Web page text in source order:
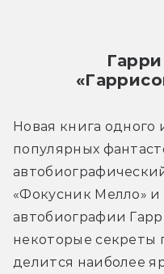
Новая книга одного
популярных
«Фокусник Мелло» и
автобиографии
некоторые секреты
делится наиболее